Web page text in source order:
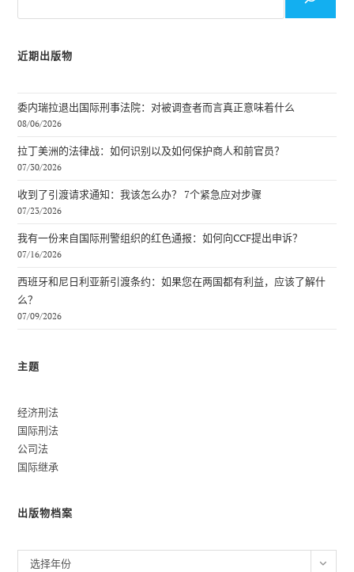
近期出版物
委内瑞拉退出国际刑事法院：对被调查者而言真正意味着什么
08/06/2026
拉丁美洲的法律战：如何识别以及如何保护商人和前官员？
07/30/2026
收到了引渡请求通知：我该怎么办？ 7个紧急应对步骤
07/23/2026
我有一份来自国际刑警组织的红色通报：如何向CCF提出申诉？
07/16/2026
西班牙和尼日利亚新引渡条约：如果您在两国都有利益，应该了解什
么？
07/09/2026
主题
经济刑法
国际刑法
公司法
国际继承
出版物档案
选择年份